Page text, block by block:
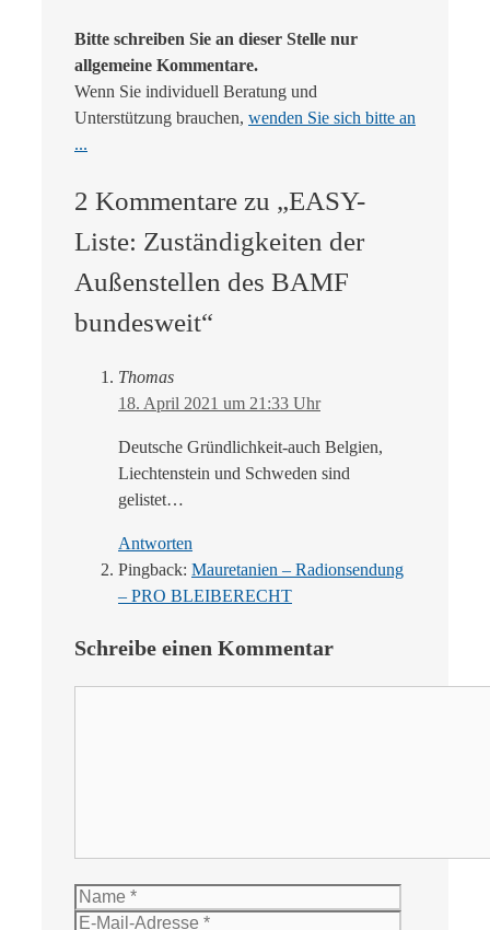
Bitte schreiben Sie an dieser Stelle nur
allgemeine Kommentare.
Wenn Sie individuell Beratung und
Unterstützung brauchen, wenden Sie sich bitte an
...
2 Kommentare zu „EASY-
Liste: Zuständigkeiten der
Außenstellen des BAMF
bundesweit“
Thomas
18. April 2021 um 21:33 Uhr
Deutsche Gründlichkeit-auch Belgien,
Liechtenstein und Schweden sind
gelistet…
Antworten
Pingback: Mauretanien – Radionsendung
– PRO BLEIBERECHT
Schreibe einen Kommentar
Name